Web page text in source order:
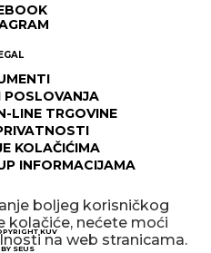
POSLOVANJA
LINE TRGOVINE
KOLAČIĆIMA
INFORMACIJAMA
KUV
SEUS
boljeg korisničkog
kolačiće, nećete moći
na web stranicama.